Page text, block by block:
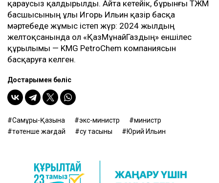
қараусыз қалдырылды. Айта кетейік, бұрынғы ТЖМ
басшысының ұлы Игорь Ильин қазір басқа
мәртебеде жұмыс істеп жүр: 2024 жылдың
желтоқсанында ол «ҚазМұнайГаздың» еншілес
құрылымы — KMG PetroChem компаниясын
басқаруға келген.
Достарыңмен бөліс
Самұрық-Қазына экс-министр
министр
төтенше жағдай
су тасқыны Юрий Ильин